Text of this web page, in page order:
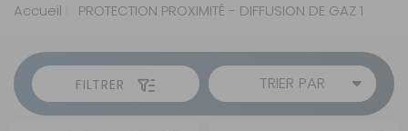
Accueil PROTECTION PROXIMITÉ - DIFFUSION DE GAZ 1
FILTRER TRIER PAR